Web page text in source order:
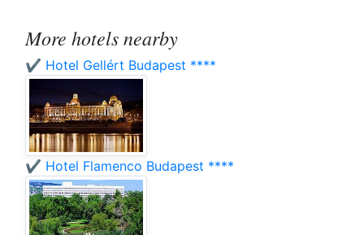
More hotels nearby
✔️ Hotel Gellért Budapest ****
✔️ Hotel Flamenco Budapest ****